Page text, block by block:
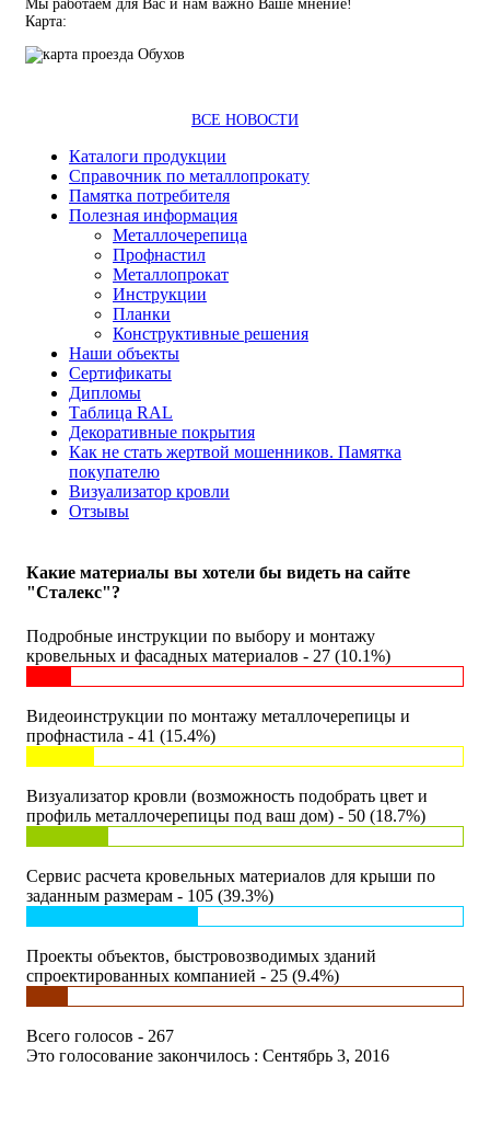
Мы работаем для Вас и нам важно Ваше мнение!
Карта:
ВСЕ НОВОСТИ
Каталоги продукции
Справочник по металлопрокату
Памятка потребителя
Полезная информация
Металлочерепица
Профнастил
Металлопрокат
Инструкции
Планки
Конструктивные решения
Наши объекты
Сертификаты
Дипломы
Таблица RAL
Декоративные покрытия
Как не стать жертвой мошенников. Памятка
покупателю
Визуализатор кровли
Отзывы
Какие материалы вы хотели бы видеть на сайте
"Сталекс"?
Подробные инструкции по выбору и монтажу
кровельных и фасадных материалов - 27 (10.1%)
Видеоинструкции по монтажу металлочерепицы и
профнастила - 41 (15.4%)
Визуализатор кровли (возможность подобрать цвет и
профиль металлочерепицы под ваш дом) - 50 (18.7%)
Сервис расчета кровельных материалов для крыши по
заданным размерам - 105 (39.3%)
Проекты объектов, быстровозводимых зданий
спроектированных компанией - 25 (9.4%)
Всего голосов - 267
Это голосование закончилось : Сентябрь 3, 2016